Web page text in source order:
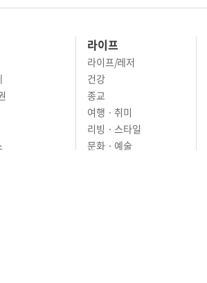
라이프
라이프/레저
건강
종교
여행 · 취미